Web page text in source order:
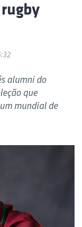
alumni do
que
mundial de